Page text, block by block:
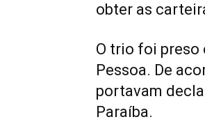
obter as
O trio foi preso
Pessoa. De
portavam
Paraíba.